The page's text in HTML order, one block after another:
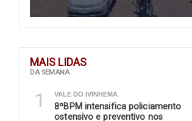
MAIS LIDAS
DA SEMANA
1 VALE DO IVINHEMA
8ºBPM intensifica policiamento
ostensivo e preventivo nos